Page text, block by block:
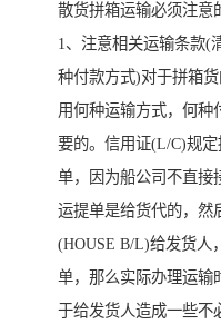
散货拼箱运输必须注意
1、注意相关运输条款(
种付款方式)对于拼箱
用何种运输方式，何种
要的。信用证(L/C)规
单，因为船公司不直接
运提单是给货代的，然
(HOUSE B/L)给发货人
单，那么实际办理运输
于给发货人造成一些不